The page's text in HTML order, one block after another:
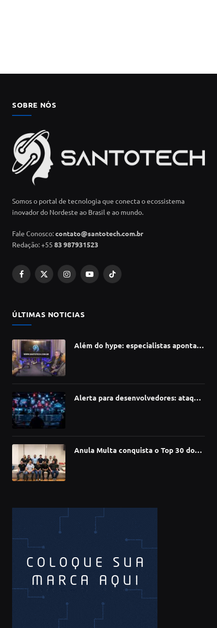
SOBRE NÓS
Somos o portal de tecnologia que conecta o ecossistema
inovador do Nordeste ao Brasil e ao mundo.
Fale Conosco:contato@santotech.com.br
Redação: +55 83 987931523
Facebook
X
InstagramYouTubeTikTok
ÚLTIMAS NOTICIAS
Além do hype: especialistas apontam
Alerta para desenvolvedores: ataque
Anula Multa conquista o Top 30 do